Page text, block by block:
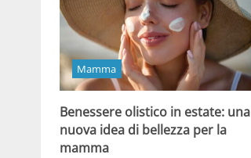
Mamma
Benessere olistico in estate: una
nuova idea di bellezza per la
mamma